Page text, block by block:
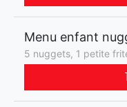
Menu enfant
5 nuggets, 1 petite